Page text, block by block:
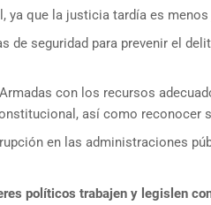
ya que la justicia tardía es menos
de seguridad para prevenir el
con los recursos
así como reconocer
en las administraciones
políticos trabajen y legislen